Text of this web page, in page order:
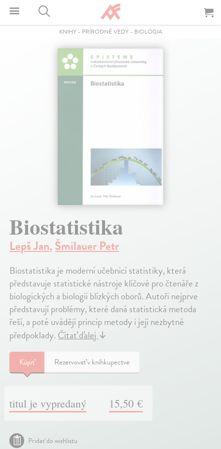
KNIHY- PRÍRODNÉ VEDY- BIOLÓGIA
Biostatistika
Lepš Jan,Šmilauer Petr
Biostatistika je moderní učebnicí statistiky, která
představuje statistické nástroje klíčové pro čtenáře z
biologických a biologii blízkých oborů. Autoři nejprve
představují problémy, které daná statistická metoda
řeší, a poté uvádějí princip metody i její nezbytné
předpoklady. Čítať ďalej ↓
Kúpiť Rezervovať v kníhkupectve
titul je vypredaný 15,50 €
Pridať do wishlistu